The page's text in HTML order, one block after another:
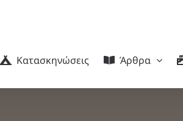
Κατασκηνώσεις Άρθρα